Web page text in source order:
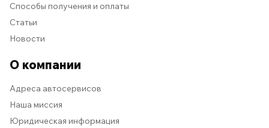
Способы получения и оплаты
Статьи
Новости
О компании
Адреса автосервисов
Наша миссия
Юридическая информация